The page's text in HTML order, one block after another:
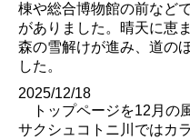
棟や総合博物館の前など
がありました。晴天に恵
森の雪解けが進み、道の
した。
2025/12/18
トップページを12月の
サクシュコトニ川ではカ